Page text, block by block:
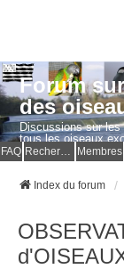
Forum
des
Discussions sur
tous les oiseaux
Questions, photos,
FAQ Membres
Index du forum